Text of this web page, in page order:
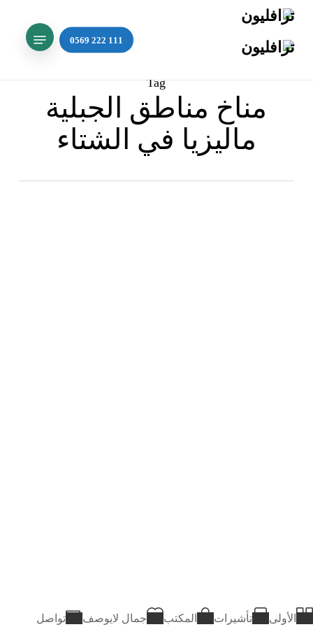
main
content
Search
Menu
Tag
مناخ مناطق الجبلية
ماليزيا في الشتاء
الأولى تأشيرات المكتب جمال لايوصف تواصل